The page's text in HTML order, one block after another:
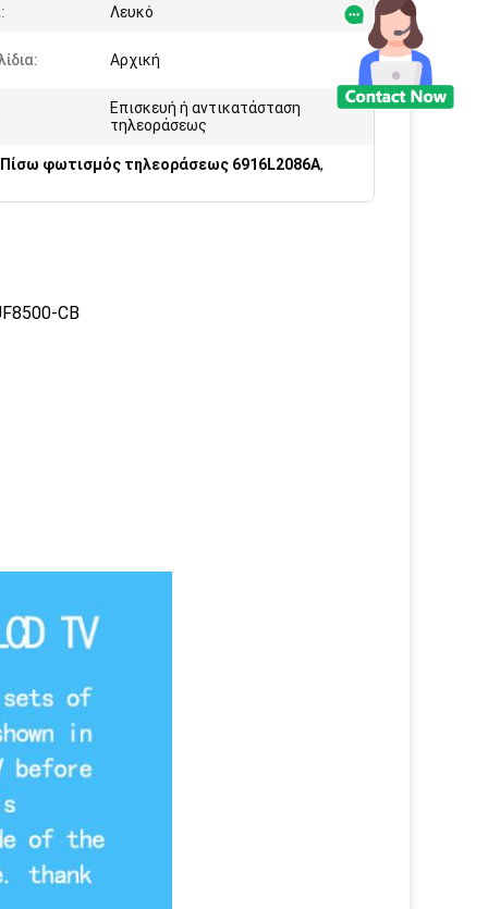
Λευκό
Αρχική
Επισκευή ή αντικατάσταση
τηλεοράσεως
Πίσω φωτισμός τηλεοράσεως 6916L2086A,
CB